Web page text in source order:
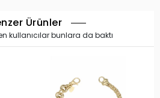
Ürünler
kullanıcılar bunlara da baktı